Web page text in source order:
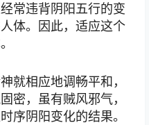
常违背阴阳五行的变
体。因此，适应这个
就相应地调畅平和，
密，虽有贼风邪气，
序阴阳变化的结果。